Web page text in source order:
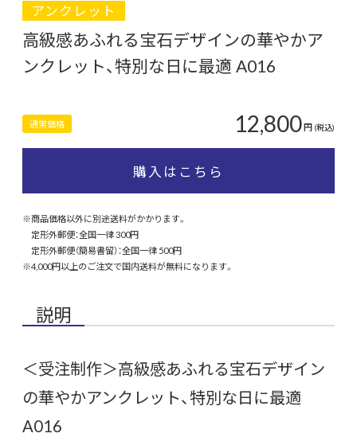
アンクレット
高級感あふれる宝石デザインの華やかア
ンクレット、特別な日に最適 A016
通常価格 12,800円 (税込)
購入はこちら
※商品価格以外に別途送料がかかります。
定形外郵便：全国一律 300円
定形外郵便（簡易書留）：全国一律 500円
※4,000円以上のご注文で国内送料が無料になります。
説明
＜受注制作＞高級感あふれる宝石デザイン
の華やかアンクレット、特別な日に最適
A016